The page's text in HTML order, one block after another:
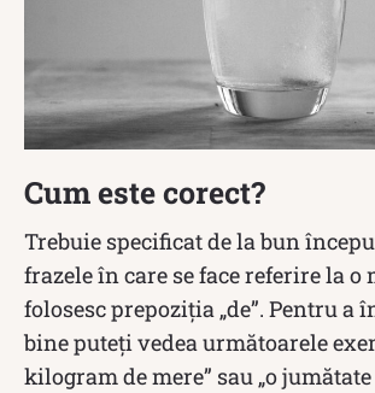
Cum este corect?
Trebuie specificat de la bun
frazele în care se face referire la o
folosesc prepoziția „de”. Pentru a
bine puteți vedea următoarele
kilogram de mere” sau „o